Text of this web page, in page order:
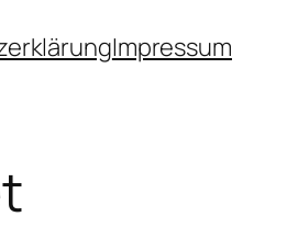
Impressum